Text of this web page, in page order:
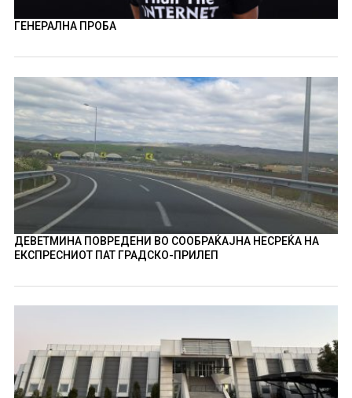
ГЕНЕРАЛНА ПРОБА
ДЕВЕТМИНА ПОВРЕДЕНИ ВО СООБРАЌАЈНА НЕСРЕЌА НА
ЕКСПРЕСНИОТ ПАТ ГРАДСКО-ПРИЛЕП